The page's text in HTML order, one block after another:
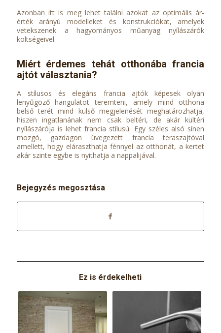
Azonban itt is meg lehet találni azokat az optimális ár-
érték arányú modelleket és konstrukciókat, amelyek
vetekszenek a hagyományos műanyag nyílászárók
költségeivel.
Miért érdemes tehát otthonába francia
ajtót választania?
A stílusos és elegáns francia ajtók képesek olyan
lenyűgöző hangulatot teremteni, amely mind otthona
belső terét mind külső megjelenését meghatározhatja,
hiszen ingatlanának nem csak beltéri, de akár kültéri
nyílászárója is lehet francia stílusú. Egy széles alsó sínen
mozgó, gazdagon üvegezett francia teraszajtóval
amellett, hogy eláraszthatja fénnyel az otthonát, a kertet
akár szinte egybe is nyithatja a nappalijával.
Bejegyzés megosztása
Ez is érdekelheti